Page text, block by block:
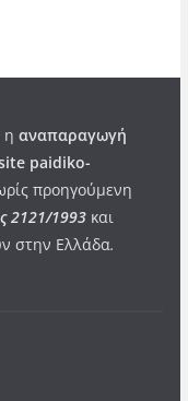
η αναπαραγωγή
paidiko-
προηγούμενη
2121/1993και
στην Ελλάδα.